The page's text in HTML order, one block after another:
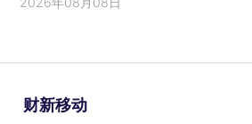
财新移动